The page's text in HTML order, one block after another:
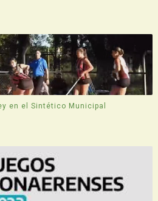
en el Sintético Municipal